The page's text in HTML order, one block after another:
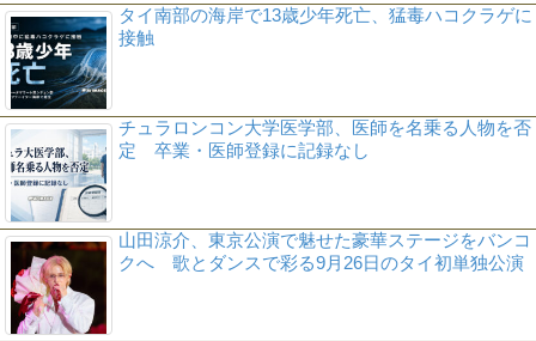
タイ南部の海岸で13歳少年死亡、猛毒ハコクラゲに
接触
チュラロンコン大学医学部、医師を名乗る人物を否
定 卒業・医師登録に記録なし
山田涼介、東京公演で魅せた豪華ステージをバンコ
クへ 歌とダンスで彩る9月26日のタイ初単独公演